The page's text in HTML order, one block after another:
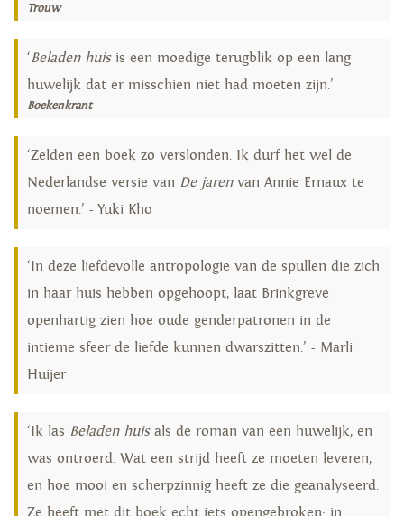
Trouw
‘Beladen huisis een moedige terugblik op een lang
huwelijk dat er misschien niet had moeten zijn.’
Boekenkrant
‘Zelden een boek zo verslonden. Ik durf het wel de
Nederlandse versie van De jarenvan Annie Ernaux te
noemen.’ - Yuki Kho
‘In deze liefdevolle antropologie van de spullen die zich
in haar huis hebben opgehoopt, laat Brinkgreve
openhartig zien hoe oude genderpatronen in de
intieme sfeer de liefde kunnen dwarszitten.’ - Marli
Huijer
‘Ik las Beladen huisals de roman van een huwelijk, en
was ontroerd. Wat een strijd heeft ze moeten leveren,
en hoe mooi en scherpzinnig heeft ze die geanalyseerd.
Ze heeft met dit boek echt iets opengebroken: in